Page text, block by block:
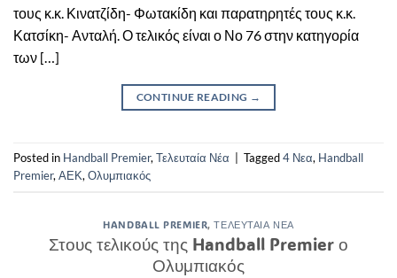
τους κ.κ. Κινατζίδη- Φωτακίδη και παρατηρητές τους κ.κ.
Κατσίκη- Ανταλή. Ο τελικός είναι ο Νο 76 στην κατηγορία
των […]
CONTINUE READING →
Posted in Handball Premier, Τελευταία Νέα Tagged4 Νεα, Handball
Premier, ΑΕΚ, Ολυμπιακός
HANDBALL PREMIER,ΤΕΛΕΥΤΑΊΑ ΝΈΑ
Στους τελικούς της Handball Premier ο
Ολυμπιακός